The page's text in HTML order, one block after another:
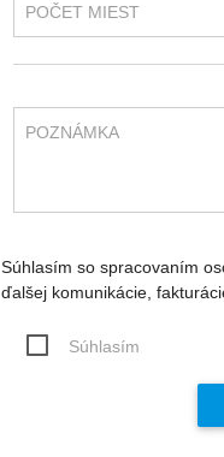
POČET MIEST
POZNÁMKA
Súhlasím so spracovaním
ďalšej komunikácie,
Súhlasím